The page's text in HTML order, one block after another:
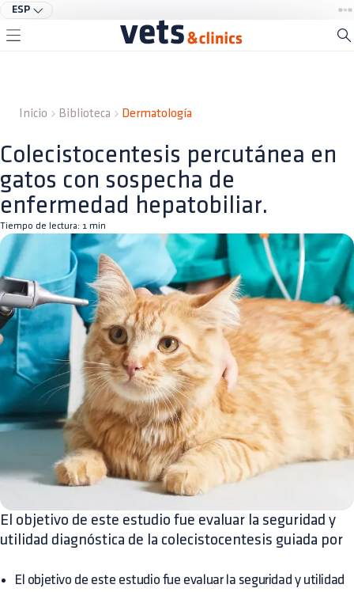
ESP
Inicio Biblioteca Dermatología
Colecistocentesis percutánea en
gatos con sospecha de
enfermedad hepatobiliar.
Tiempo de lectura: 1 min
El objetivo de este estudio fue evaluar la seguridad y
utilidad diagnóstica de la colecistocentesis guiada por
El objetivo de este estudio fue evaluar la seguridad y utilidad